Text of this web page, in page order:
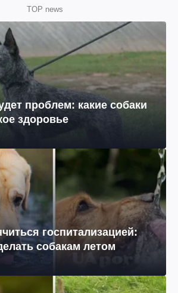
TOP news
проблем: какие собаки
здоровье
госпитализацией:
собакам летом